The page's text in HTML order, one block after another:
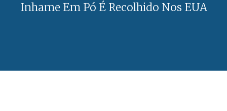
Inhame Em Pó É Recolhido Nos EUA